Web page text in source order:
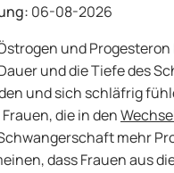
06-08-2026
und
und die Tiefe des
und sich schläfrig
die in den
mehr
dass Frauen aus